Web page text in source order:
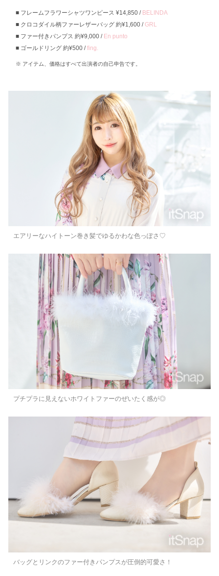
フレームフラワーシャツワンピース ¥14,850 / BELINDA
クロコダイル柄ファーレザーバッグ 約¥1,600 /GRL
ファー付きパンプス 約¥9,000 / En punto
ゴールドリング 約¥500 /fing.
アイテム、価格はすべて出演者の自己申告です。
エアリーなハイトーン巻き髪でゆるかわな色っぽさ♡
プチプラに見えないホワイトファーのぜいたく感が◎
バッグとリンクのファー付きパンプスが圧倒的可愛さ！